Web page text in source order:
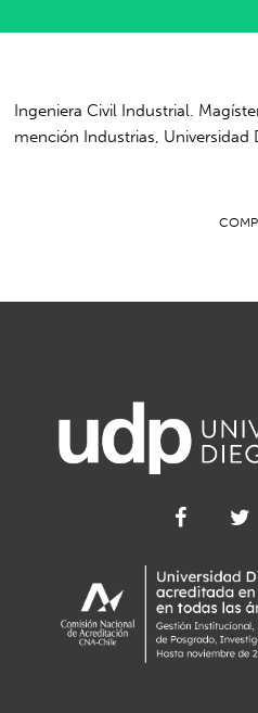
Ingeniera Civil Industrial.
mención Industrias, Universidad